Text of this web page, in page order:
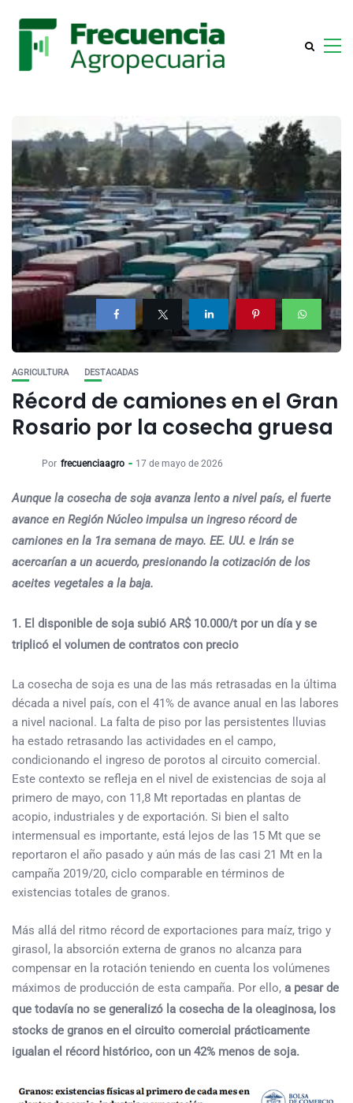
AGRICULTURA DESTACADAS
Récord de camiones en el Gran
Rosario por la cosecha gruesa
Por frecuenciaagro 17 de mayo de 2026
Aunque la cosecha de soja avanza lento a nivel país, el fuerte
avance en Región Núcleo impulsa un ingreso récord de
camiones en la 1ra semana de mayo. EE. UU. e Irán se
acercarían a un acuerdo, presionando la cotización de los
aceites vegetales a la baja.
1. El disponible de soja subió AR$ 10.000/t por un día y se
triplicó el volumen de contratos con precio
La cosecha de soja es una de las más retrasadas en la última
década a nivel país, con el 41% de avance anual en las labores
a nivel nacional. La falta de piso por las persistentes lluvias
ha estado retrasando las actividades en el campo,
condicionando el ingreso de porotos al circuito comercial.
Este contexto se refleja en el nivel de existencias de soja al
primero de mayo, con 11,8 Mt reportadas en plantas de
acopio, industriales y de exportación. Si bien el salto
intermensual es importante, está lejos de las 15 Mt que se
reportaron el año pasado y aún más de las casi 21 Mt en la
campaña 2019/20, ciclo comparable en términos de
existencias totales de granos.
Más allá del ritmo récord de exportaciones para maíz, trigo y
girasol, la absorción externa de granos no alcanza para
compensar en la rotación teniendo en cuenta los volúmenes
máximos de producción de esta campaña. Por ello, a pesar de
que todavía no se generalizó la cosecha de la oleaginosa, los
stocks de granos en el circuito comercial prácticamente
igualan el récord histórico, con un 42% menos de soja.